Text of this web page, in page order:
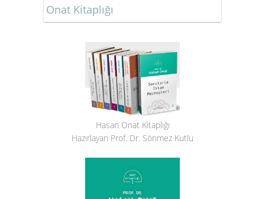
Onat Kitaplığı
Hasan Onat Kitaplığı
Hazırlayan Prof. Dr. Sönmez Kutlu